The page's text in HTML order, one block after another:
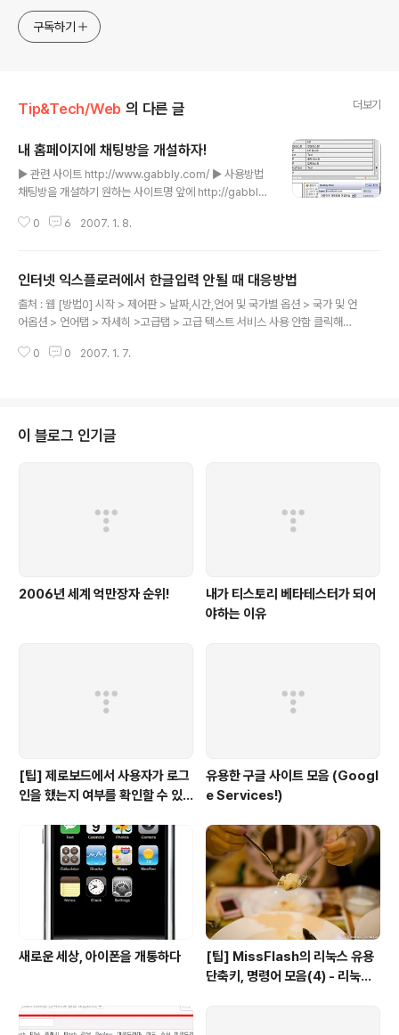
구독하기
Tip&Tech/Web 의 다른 글 더보기
내 홈페이지에 채팅방을 개설하자!
▶ 관련 사이트 http://www.gabbly.com/ ▶ 사용방법
채팅방을 개설하기 원하는 사이트명 앞에 http://gabbly.
ash.com 홈페이지에 있는 자료를 설명하고자 할 때, 간편
채팅창을 개설하면 임의의 이름이 주어지는데 새로운 이름
으로 바꾸면 서로 알아보기 편합니다. 위 그림을 참고하시
기 바랍니다. ^^
0 6 2007. 1. 8.
인터넷 익스플로러에서 한글입력 안될 때 대응방법
출처 : 웹 [방법0] 시작 > 제어판 > 날짜,시간,언어 및 국가별 옵션 > 국가 및 언
어옵션 > 언어탭 > 자세히 >고급탭 > 고급 텍스트 서비스 사용 안함 클릭해제
[방법1] - 인터넷 옵션 점검 1. 인터넷 익스플로러를 실행합니다. 2. 도구→인터
다. 4. 열어본 페이지 목록에 있는 목록지우기 선택하여 "예" 선택합니다. 5. 파
일 삭제 버튼 옆에 있는 설정→파일보기 를 선택하고 파일을 전부 삭제하여..
0 0 2007. 1. 7.
이 블로그 인기글
2006년 세계 억만장자 순위!
내가 티스토리 베타테스터가 되어
야하는 이유
[팁] 제로보드에서 사용자가 로그
인을 했는지 여부를 확인할 수 있
유용한 구글 사이트 모음 (Googl
e Services!)
새로운 세상, 아이폰을 개통하다
[팁] MissFlash의 리눅스 유용
단축키, 명령어 모음(4) - 리눅스